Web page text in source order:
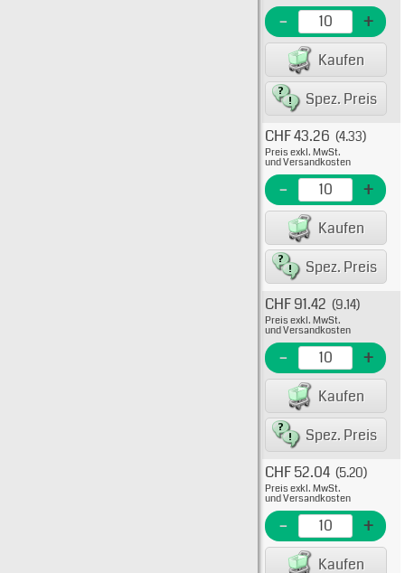
EME
- +
Kaufen
Spez. Preis
Typ:
EME
CHF 43.26 (4.33)
Preis exkl. MwSt.
und Versandkosten
- +
Kaufen
Spez. Preis
EME
CHF 91.42 (9.14)
Preis exkl. MwSt.
und Versandkosten
- +
Kaufen
Spez. Preis
Typ:
EME
CHF 52.04 (5.20)
Preis exkl. MwSt.
und Versandkosten
- +
Kaufen